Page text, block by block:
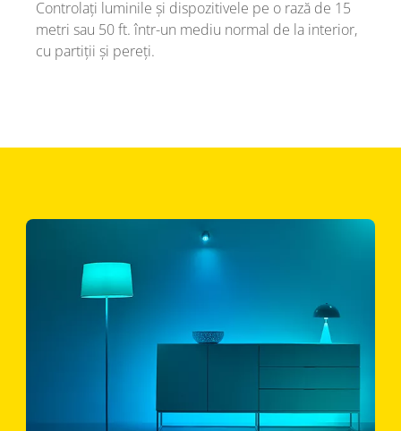
Controlați luminile și dispozitivele pe o rază de 15
metri sau 50 ft. într-un mediu normal de la interior,
cu partiții și pereți.